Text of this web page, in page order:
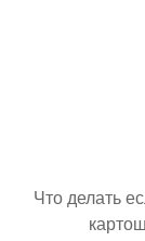
Что делать